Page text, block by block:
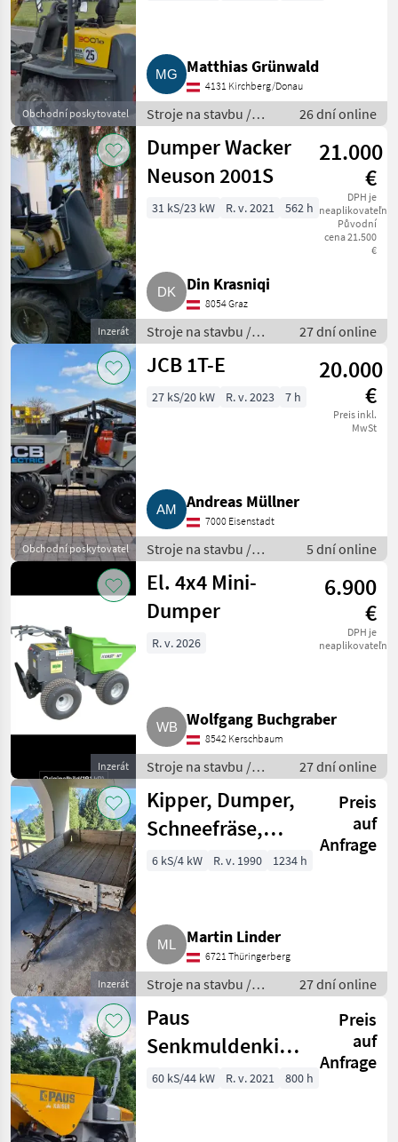
Obchodní poskytovatel
Matthias Grünwald
4131 Kirchberg/Donau
Stroje na stavbu /
Sklápacie vozidlo
26 dní online
Inzerát
Dumper Wacker
Neuson 2001S
21.000
€
DPH je
neaplikovateľné
Původní
cena 21.500
€
31 kS/23 kW R. v. 2021 562 h
Din Krasniqi
8054 Graz
Stroje na stavbu /
Sklápacie vozidlo
27 dní online
Obchodní poskytovatel
JCB 1T-E
20.000
€
Preis inkl.
MwSt
27 kS/20 kW R. v. 2023 7 h
Andreas Müllner
7000 Eisenstadt
Stroje na stavbu /
Sklápacie vozidlo
5 dní online
Inzerát
El. 4x4 Mini-
Dumper
6.900
€
DPH je
neaplikovateľné
R. v. 2026
Wolfgang Buchgraber
8542 Kerschbaum
Stroje na stavbu /
Sklápacie vozidlo
27 dní online
Inzerát
Kipper, Dumper,
Schneefräse,
Holzzange,
Preis
auf
Anfrage
6 kS/4 kW R. v. 1990 1234 h
Martin Linder
6721 Thüringerberg
Stroje na stavbu /
Sklápacie vozidlo
27 dní online
Paus
Senkmuldenkipper
SMK 9036
Preis
auf
Anfrage
60 kS/44 kW R. v. 2021 800 h